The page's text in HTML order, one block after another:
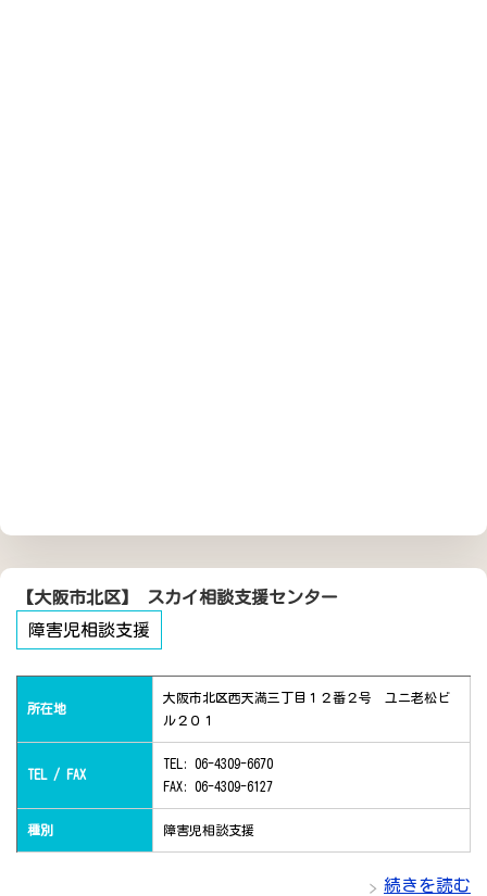
【大阪市北区】 スカイ相談支援センター
障害児相談支援
所在地
大阪市北区西天満三丁目１２番２号 ユニ老松ビ
ル２０１
TEL / FAX
TEL: 06-4309-6670
FAX: 06-4309-6127
種別 障害児相談支援
続きを読む